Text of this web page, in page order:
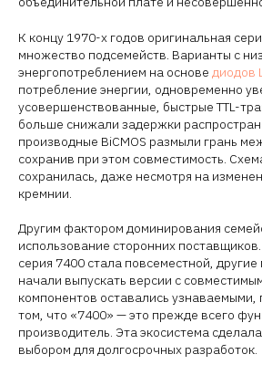
К концу 1970-х годов оригинальная
множество подсемейств. Варианты с
энергопотреблением на основе диодов
потребление энергии, одновременно
усовершенствованные, быстрые TTL-
больше снижали задержки
производные BiCMOS размыли грань
сохранив при этом совместимость.
сохранилась, даже несмотря на
кремнии.
Другим фактором доминирования
использование сторонних
серия 7400 стала повсеместной,
начали выпускать версии с
компонентов оставались узнаваемыми,
том, что «7400» — это прежде всего
производитель. Эта экосистема
выбором для долгосрочных разработок.